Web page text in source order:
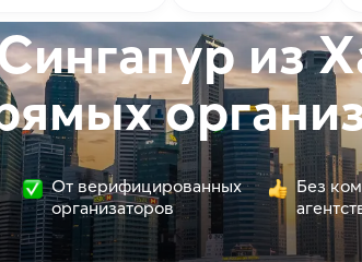
из
От верифицированных
организаторов
Без